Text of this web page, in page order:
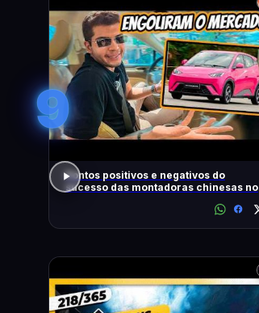
9
Pontos positivos e negativos do
sucesso das montadoras chinesas no